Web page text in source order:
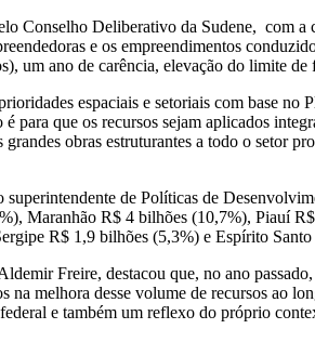
Conselho Deliberativo da Sudene, com
e os empreendimentos
um ano de carência, elevação do limite
espaciais e setoriais com base
para que os recursos sejam aplicados
grandes obras estruturantes a todo o
de Políticas de
Maranhão R$ 4 bilhões (10,7%), Piauí
R$ 1,9 bilhões (5,3%) e Espírito
Freire, destacou que, no ano
na melhora desse volume de recursos
e também um reflexo do próprio